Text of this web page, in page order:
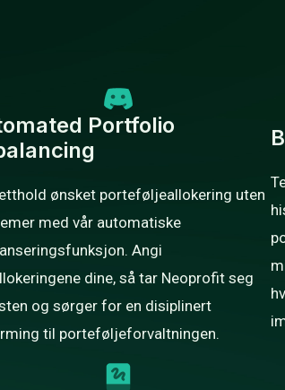
Portfolio
ønsket porteføljeallokering uten
med vår automatiske
Angi
dine, så tar Neoprofit seg
og sørger for en disiplinert
til porteføljeforvaltningen.